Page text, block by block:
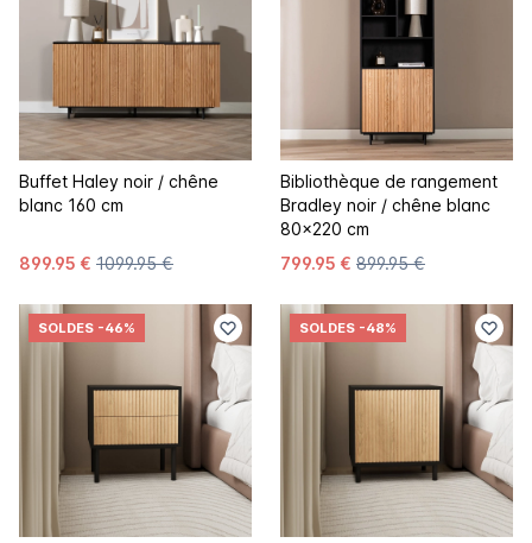
Buffet Haley noir / chêne
blanc 160 cm
899.95 € 1099.95 €
Bibliothèque de rangement
Bradley noir / chêne blanc
80x220 cm
799.95 € 899.95 €
SOLDES -46% SOLDES -48%